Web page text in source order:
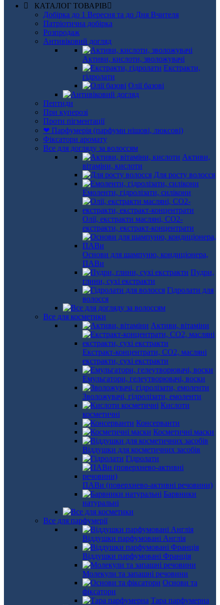
КАТАЛОГ ТОВАРІВ
Добірка до 1 Вересня та до Дня Вчителя
Патріотична добірка
Розпродаж
Антивіковий догляд
Активи, кислоти, зволожувачі
Екстракти,
гідролати
Олії базові
Пептиди
При куперозі
Проти пігментації
❤ Парфумерія (парфуми нішові, люксові)
Фіксатори аромату
Все для догляду за волоссям
Активи,
вітаміни, кислоти
Для росту волосся
Емоленти, гідролізати, силікони
Олії, екстракти масляні, СО2-
екстракти, екстракт-концентрати
Основи для шампуню, кондиціонера,
ПАВи
Пудри,
глини, сухі екстракти
Гідролати для
волосся
Все для косметики
Активи, вітаміни
Екстракт-концентрати, СО2, масляні
екстракти, сухі екстракти
Емульгатори, гелеутворювачі, воски
Зволожувачі, гідролізати, емоленти
Кислоти
косметичні
Консерванти
Косметичні маски
Віддушки для косметичних засобів
Гідролати
ПАВи (поверхнево-активні речовини)
Барвники
натуральні
Все для парфумерії
Віддушки парфумовані Англія
Віддушки парфумовані Франція
Молекули та запашні речовини
Основи та
фіксатори
Тара парфумерна